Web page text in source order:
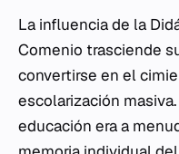
La influencia de la
Comenio trasciende
convertirse en el
escolarización
educación era a